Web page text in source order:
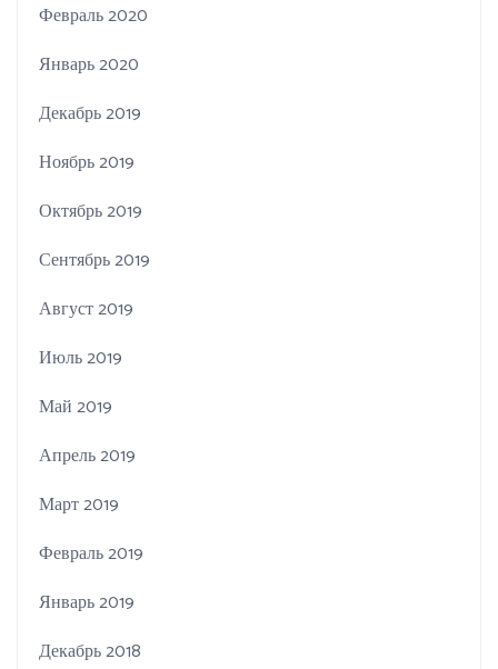
Февраль 2020
Январь 2020
Декабрь 2019
Ноябрь 2019
Октябрь 2019
Сентябрь 2019
Август 2019
Июль 2019
Май 2019
Апрель 2019
Март 2019
Февраль 2019
Январь 2019
Декабрь 2018